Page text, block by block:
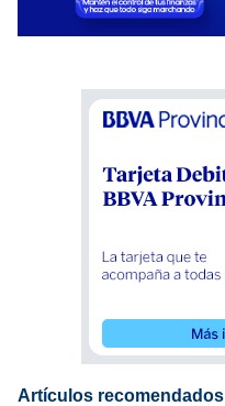
Artículos recomendados